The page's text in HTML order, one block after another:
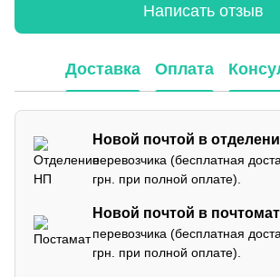
Написать отзыв
Доставка Оплата
Новой почтой в
перевозчика (бесплатная
грн. при полной оплате).
Новой почтой в
перевозчика (бесплатная
грн. при полной оплате).